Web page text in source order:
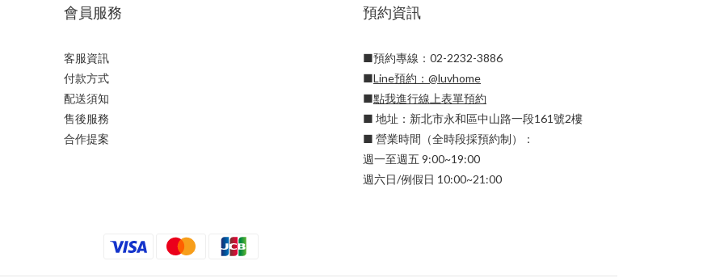
會員服務
客服資訊
付款方式
配送須知
售後服務
合作提案
預約資訊
■預約專線：02-2232-3886
■Line預約： @luvhome
■點我進行線上表單預約
■ 地址：新北市永和區中山路一段161號2樓
■ 營業時間（全時段採預約制）：
週一至週五 9:00~19:00
週六日/例假日 10:00~21:00